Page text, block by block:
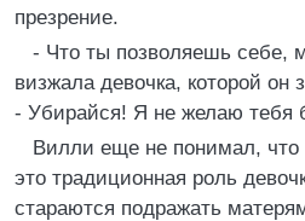
презрение.
- Что ты позволяешь себе,
визжала девочка, которой он
- Убирайся! Я не желаю тебя
Вилли еще не понимал, что
это традиционная роль
стараются подражать